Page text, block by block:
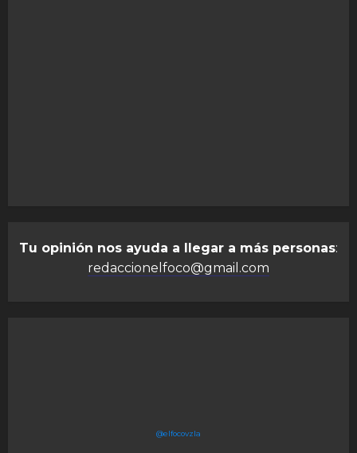
Tu opinión nos ayuda a llegar a más personas:
redaccionelfoco@gmail.com
@elfocovzla